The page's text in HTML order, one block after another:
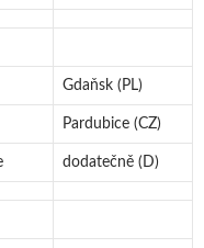
Gdaňsk (PL)
Pardubice (CZ)
dodatečně (D)